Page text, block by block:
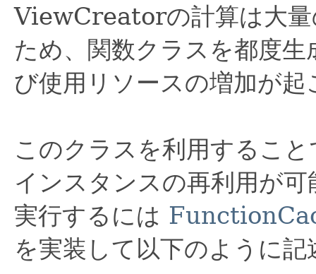
ViewCreatorの計算は大量
ため、関数クラスを都度
び使用リソースの増加が起
このクラスを利用するこ
インスタンスの再利用が
実行するには
を実装して以下のように記